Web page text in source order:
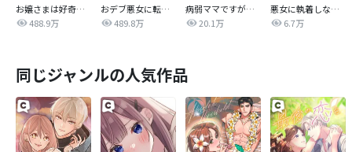
お嬢さまは好奇心が止まらない！
488.9万
おデブ悪女に転生したら、なぜかラスボス王子様に執着されています
489.8万
病弱ママですが、闇落ち息子を育ててみせます！【タテヨミ】
20.1万
悪女に執着しないでください！【タテヨミ】
6.7万
同じジャンルの人気作品